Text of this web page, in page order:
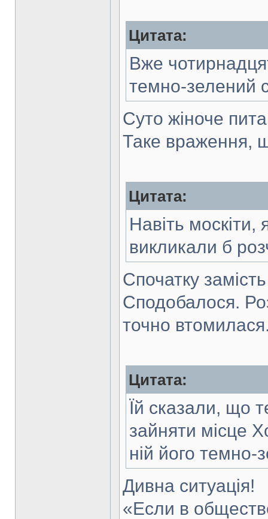
Цитата:
Вже
темно-зелений
Суто жіноче
Таке враження,
Цитата:
Навіть москіти,
викликали б
Спочатку
Сподобалося.
точно
Цитата:
Їй сказали, що
зайняти місце
ній його темно-
Дивна ситуація!
«Если в